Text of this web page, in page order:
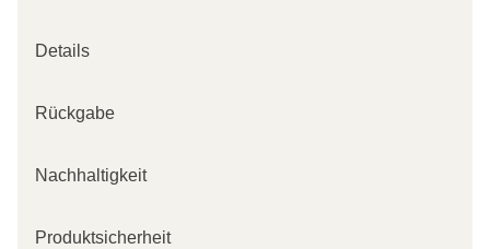
Details
Rückgabe
Nachhaltigkeit
Produktsicherheit